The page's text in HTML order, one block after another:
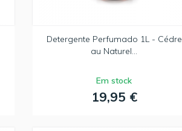
Detergente Perfumado 1L - Cédre
au Naturel...
Em stock
19,95 €